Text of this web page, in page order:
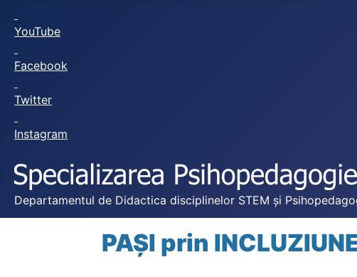
YouTube
Facebook
Twitter
Instagram
Departamentul de Didactica disciplinelor STEM și
PAȘI prin